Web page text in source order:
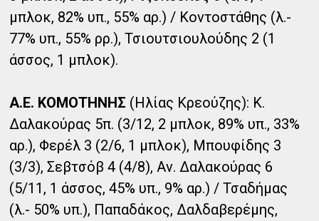
μπλοκ, 82% υπ., 55% αρ.) / Κοντοστάθης (λ.-
77% υπ., 55% ρρ.), Τσιουτσιουλούδης 2 (1
άσσος, 1 μπλοκ).
Α.Ε. ΚΟΜΟΤΗΝΗΣ (Ηλίας Κρεούζης): Κ.
Δαλακούρας 5π. (3/12, 2 μπλοκ, 89% υπ., 33%
αρ.), Φερέλ 3 (2/6, 1 μπλοκ), Μπουφίδης 3
(3/3), Σεβτσόβ 4 (4/8), Αν. Δαλακούρας 6
(5/11, 1 άσσος, 45% υπ., 9% αρ.) / Τσαδήμας
(λ.- 50% υπ.), Παπαδάκος, Δαλδαβερέμης,